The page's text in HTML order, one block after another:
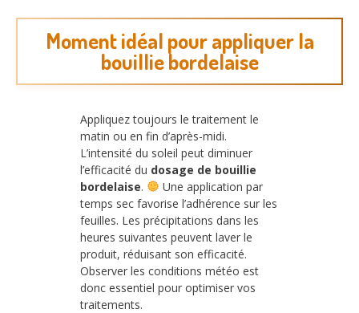
Moment idéal pour appliquer la
bouillie bordelaise
Appliquez toujours le traitement le
matin ou en fin d’après-midi.
L’intensité du soleil peut diminuer
l’efficacité du dosage de bouillie
bordelaise.
Une application par
temps sec favorise l’adhérence sur les
feuilles. Les précipitations dans les
heures suivantes peuvent laver le
produit, réduisant son efficacité.
Observer les conditions météo est
donc essentiel pour optimiser vos
traitements.